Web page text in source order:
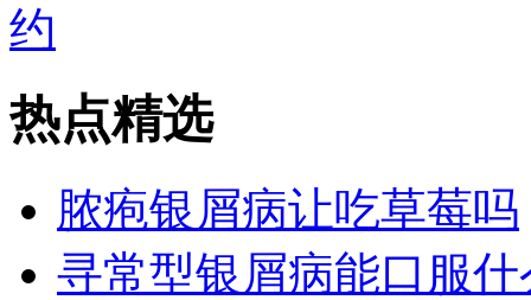
热点精选
脓疱银屑病让吃草莓吗
寻常型银屑病能口服什